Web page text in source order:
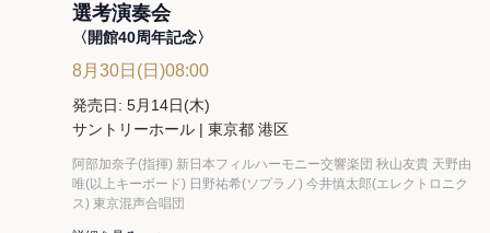
選考演奏会
〈開館40周年記念〉
8月30日(日)08:00
発売日: 5月14日(木)
サントリーホール | 東京都 港区
阿部加奈子(指揮) 新日本フィルハーモニー交響楽団 秋山友貴 天野由
唯(以上キーボード) 日野祐希(ソプラノ) 今井慎太郎(エレクトロニク
ス) 東京混声合唱団